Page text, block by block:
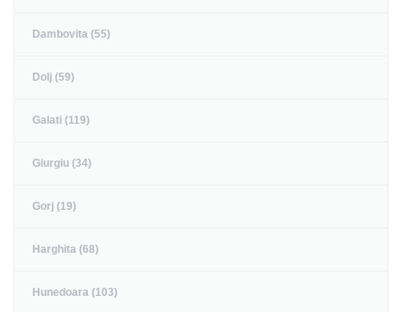
Dambovita (55)
Dolj (59)
Galati (119)
Giurgiu (34)
Gorj (19)
Harghita (68)
Hunedoara (103)